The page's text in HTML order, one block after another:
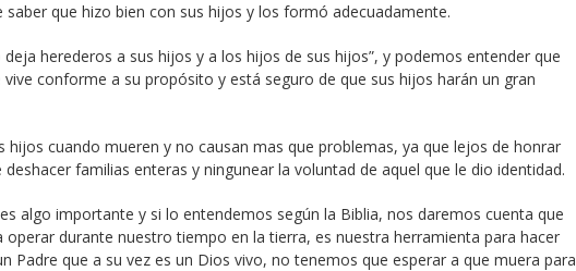
que hizo bien con sus hijos y los formó adecuadamente.
herederos a sus hijos y a los hijos de sus hijos”, y podemos entender que
conforme a su propósito y está seguro de que sus hijos harán un gran
hijos cuando mueren y no causan mas que problemas, ya que lejos de honrar
familias enteras y ningunear la voluntad de aquel que le dio identidad.
algo importante y si lo entendemos según la Biblia, nos daremos cuenta que
durante nuestro tiempo en la tierra, es nuestra herramienta para hacer
Padre que a su vez es un Dios vivo, no tenemos que esperar a que muera para